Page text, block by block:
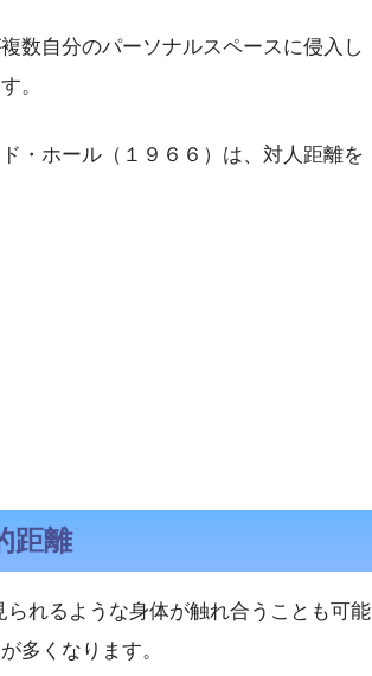
数自分のパーソナルスペースに侵入し
。
・ホール（１９６６）は、対人距離を
距離
れるような身体が触れ合うことも可能
多くなります。